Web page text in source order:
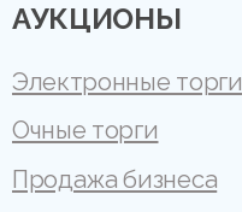
АУКЦИОНЫ
Электронные торги
Очные торги
Продажа бизнеса